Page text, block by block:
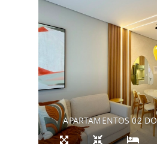
APARTAMENTOS 02